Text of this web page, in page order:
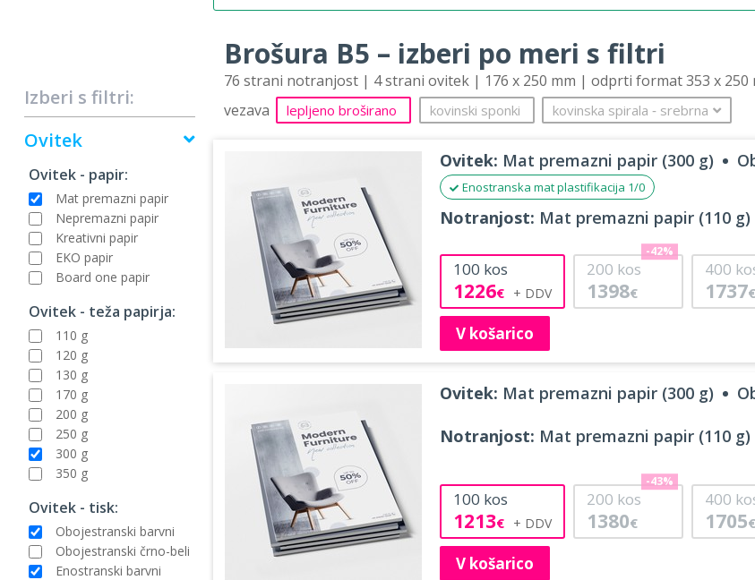
Izberi s filtri:
Ovitek
Ovitek - papir:
Mat premazni papir
Nepremazni papir
Kreativni papir
EKO papir
Board one papir
Ovitek - teža papirja:
110 g
120 g
130 g
170 g
200 g
250 g
300 g
350 g
Ovitek - tisk:
Obojestranski barvni
Obojestranski črno-beli
Enostranski barvni
Brošura B5 – izberi po meri s filtri
76 strani notranjost | 4 strani ovitek | 176 x 250 mm | odprti format 353 x 250
vezava
lepljeno broširano kovinski sponki kovinska spirala ‐ srebrna
Ovitek: Mat premazni papir (300 g)
Enostranska mat plastifikacija 1/0
Notranjost: Mat premazni papir (110 g)
100 kos
1226€
200 kos
1398€
-42%
400
1737€
V košarico
Ovitek: Mat premazni papir (300 g)
Notranjost: Mat premazni papir (110 g)
100 kos
1213€
200 kos
1380€
-43%
400
1705€
V košarico